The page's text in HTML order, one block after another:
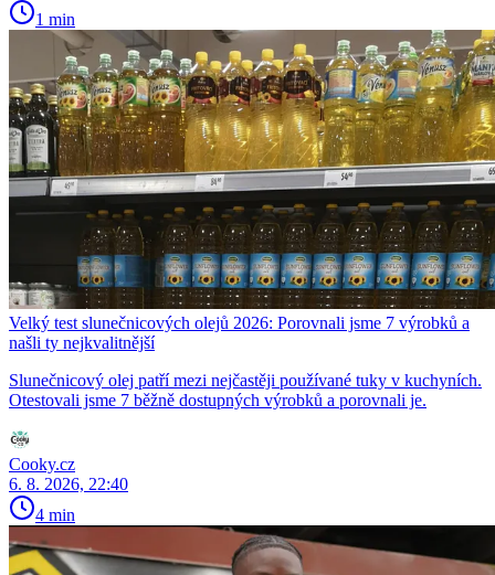
1 min
Velký test slunečnicových olejů 2026: Porovnali jsme 7 výrobků a
našli ty nejkvalitnější
Slunečnicový olej patří mezi nejčastěji používané tuky v kuchyních.
Otestovali jsme 7 běžně dostupných výrobků a porovnali je.
Cooky.cz
6. 8. 2026, 22:40
4 min